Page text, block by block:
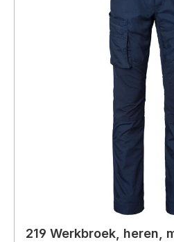
219 Werkbroek, heren,